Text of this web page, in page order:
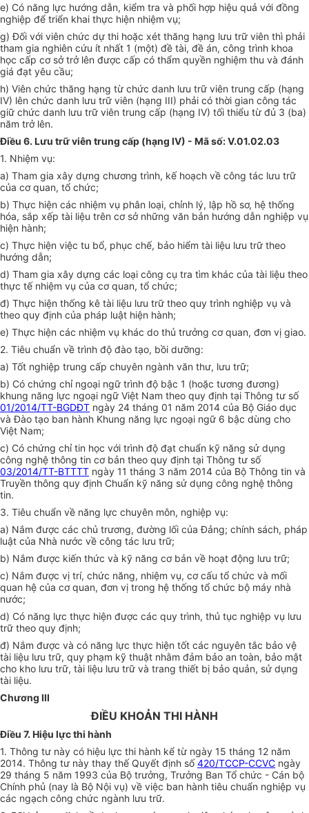
e) Có năng lực hướng dẫn, kiểm tra và phối hợp hiệu quả với đồng
nghiệp để triển khai thực hiện nhiệm vụ;
g) Đối với viên chức dự thi hoặc xét thăng hạng lưu trữ viên thì phải
tham gia nghiên cứu ít nhất 1 (một) đề tài, đề án, công trình khoa
học cấp cơ sở trở lên được cấp có thẩm quyền nghiệm thu và đánh
giá đạt yêu cầu;
h) Viên chức thăng hạng từ chức danh lưu trữ viên trung cấp (hạng
IV) lên chức danh lưu trữ viên (hạng III) phải có thời gian công tác
giữ chức danh lưu trữ viên trung cấp (hạng IV) tối thiểu từ đủ 3 (ba)
năm trở lên.
Điều 6. Lưu trữ viên trung cấp (hạng IV) - Mã số: V.01.02.03
1. Nhiệm vụ:
a) Tham gia xây dựng chương trình, kế hoạch về công tác lưu trữ
của cơ quan, tổ chức;
b) Thực hiện các nhiệm vụ phân loại, chỉnh lý, lập hồ sơ, hệ thống
hóa, sắp xếp tài liệu trên cơ sở những văn bản hướng dẫn nghiệp vụ
hiện hành;
c) Thực hiện việc tu bổ, phục chế, bảo hiểm tài liệu lưu trữ theo
hướng dẫn;
d) Tham gia xây dựng các loại công cụ tra tìm khác của tài liệu theo
thực tế nhiệm vụ của cơ quan, tổ chức;
đ) Thực hiện thống kê tài liệu lưu trữ theo quy trình nghiệp vụ và
theo quy định của pháp luật hiện hành;
e) Thực hiện các nhiệm vụ khác do thủ trưởng cơ quan, đơn vị giao.
2. Tiêu chuẩn về trình độ đào tạo, bồi dưỡng:
a) Tốt nghiệp trung cấp chuyên ngành văn thư, lưu trữ;
b) Có chứng chỉ ngoại ngữ trình độ bậc 1 (hoặc tương đương)
khung năng lực ngoại ngữ Việt Nam theo quy định tại Thông tư số
01/2014/TT-BGDĐT ngày 24 tháng 01 năm 2014 của Bộ Giáo dục
và Đào tạo ban hành Khung năng lực ngoại ngữ 6 bậc dùng cho
Việt Nam;
c) Có chứng chỉ tin học với trình độ đạt chuẩn kỹ năng sử dụng
công nghệ thông tin cơ bản theo quy định tại Thông tư số
03/2014/TT-BTTTT ngày 11 tháng 3 năm 2014 của Bộ Thông tin và
Truyền thông quy định Chuẩn kỹ năng sử dụng công nghệ thông
tin.
3. Tiêu chuẩn về năng lực chuyên môn, nghiệp vụ:
a) Nắm được các chủ trương, đường lối của Đảng; chính sách, pháp
luật của Nhà nước về công tác lưu trữ;
b) Nắm được kiến thức và kỹ năng cơ bản về hoạt động lưu trữ;
c) Nắm được vị trí, chức năng, nhiệm vụ, cơ cấu tổ chức và mối
quan hệ của cơ quan, đơn vị trong hệ thống tổ chức bộ máy nhà
nước;
d) Có năng lực thực hiện được các quy trình, thủ tục nghiệp vụ lưu
trữ theo quy định;
đ) Nắm được và có năng lực thực hiện tốt các nguyên tắc bảo vệ
tài liệu lưu trữ, quy phạm kỹ thuật nhằm đảm bảo an toàn, bảo mật
cho kho lưu trữ, tài liệu lưu trữ và trang thiết bị bảo quản, sử dụng
tài liệu.
Chương III
ĐIỀU KHOẢN THI HÀNH
Điều 7. Hiệu lực thi hành
1. Thông tư này có hiệu lực thi hành kể từ ngày 15 tháng 12 năm
2014. Thông tư này thay thế Quyết định số420/TCCP-CCVC ngày
29 tháng 5 năm 1993 của Bộ trưởng, Trưởng Ban Tổ chức - Cán bộ
Chính phủ (nay là Bộ Nội vụ) về việc ban hành tiêu chuẩn nghiệp vụ
các ngạch công chức ngành lưu trữ.